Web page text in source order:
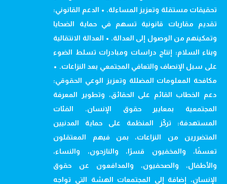
تحقيقات مستقلة وتعزيز المساءلة. • الدعم القانوني:
تقديم مقاربات قانونية تسهم في حماية الضحايا
وتمكينهم من الوصول إلى العدالة. • العدالة الانتقالية
وبناء السلام: إنتاج دراسات ومبادرات تسلط الضوء
على سبل الإنصاف والتعافي المجتمعي بعد النزاعات. •
مكافحة المعلومات المضللة وتعزيز الوعي الحقوقي:
دعم الخطاب القائم على الحقائق، وتطوير المعرفة
المجتمعية بمعايير حقوق الإنسان. الفئات
المستهدفة: تركّز المنظمة على حماية المدنيين
المتضررين من النزاعات، بمن فيهم المعتقلون
تعسفًا، والمخفيون قسرًا، والنازحون، والنساء،
والأطفال، والصحفيون، والمدافعون عن حقوق
الإنسان، إضافة إلى المجتمعات الهشة التي تواجه